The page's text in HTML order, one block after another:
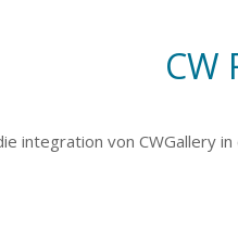
CW
integration von CWGallery